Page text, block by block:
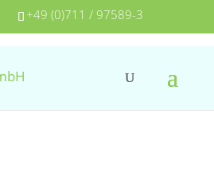
+49 (0)711 / 97589-3